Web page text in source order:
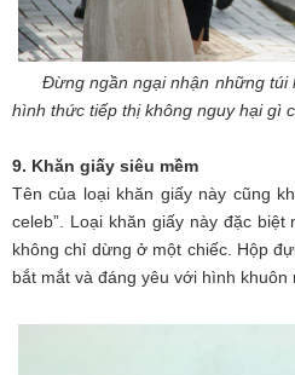
Đừng ngần ngại nhận những túi
hình thức tiếp thị không nguy hại gì
9. Khăn giấy siêu mềm
Tên của loại khăn giấy này cũng
celeb”. Loại khăn giấy này đặc
không chỉ dừng ở một chiếc. Hộp
bắt mắt và đáng yêu với hình khuôn